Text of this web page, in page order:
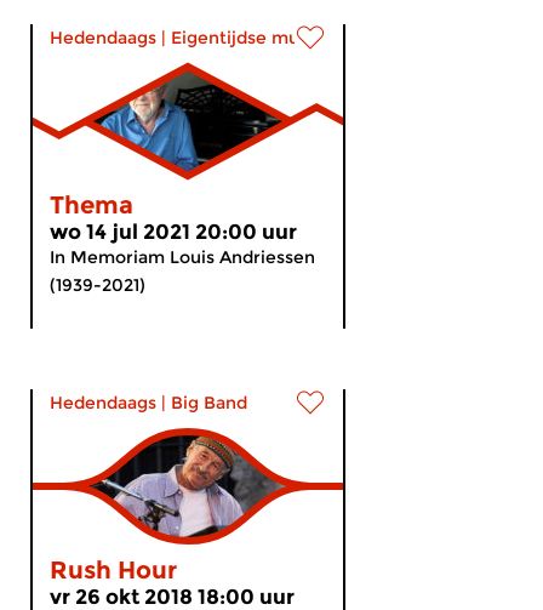
Hedendaags | Eigentijdse muziek
Thema
wo 14 jul 2021 20:00 uur
In Memoriam Louis Andriessen
(1939-2021)
Hedendaags | Big Band
Rush Hour
vr 26 okt 2018 18:00 uur